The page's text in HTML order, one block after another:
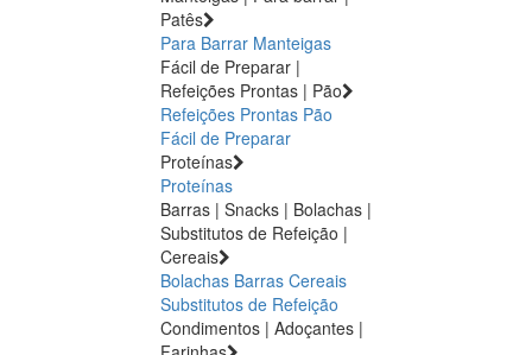
Patês
Para Barrar Manteigas
Fácil de Preparar |
Refeições Prontas | Pão
Refeições Prontas Pão
Fácil de Preparar
Proteínas
Proteínas
Barras | Snacks | Bolachas |
Substitutos de Refeição |
Cereais
Bolachas Barras Cereais
Substitutos de Refeição
Condimentos | Adoçantes |